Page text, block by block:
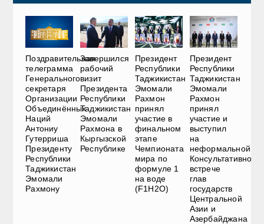
Поздравительная
телеграмма
Генерального
секретаря
Организации
Объединённых
Наций
Антониу
Гутерриша
Президенту
Республики
Таджикистан
Эмомали
Рахмону
Завершился
рабочий
визит
Президента
Республики
Таджикистан
Эмомали
Рахмона в
Кыргызской
Республике
Президент
Республики
Таджикистан
Эмомали
Рахмон
принял
участие в
финальном
этапе
Чемпионата
мира по
формуле 1
на воде
(F1H2O)
Президент
Республики
Таджикистан
Эмомали
Рахмон
принял
участие и
выступил
на
неформальной
Консультативной
встрече
глав
государств
Центральной
Азии и
Азербайджана